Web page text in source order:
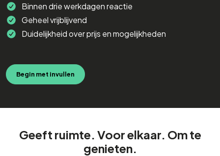
Binnen drie werkdagen reactie
Geheel vrijblijvend
Duidelijkheid over prijs en mogelijkheden
Begin met invullen
Geeft ruimte. Voor elkaar. Om te
genieten.